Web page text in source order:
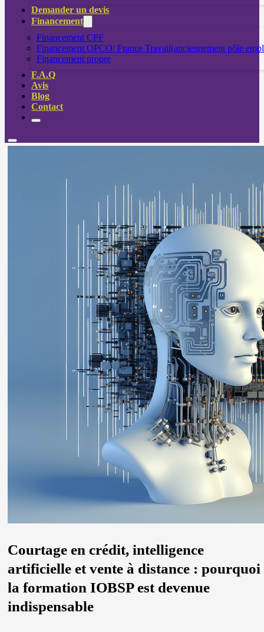
Demander un devis
Financement
Financement CPF
Financement OPCO/ France Travail(anciennement pôle
Financement propre
F.A.Q
Avis
Blog
Contact
Courtage en crédit, intelligence
artificielle et vente à distance : pourquoi
la formation IOBSP est devenue
indispensable